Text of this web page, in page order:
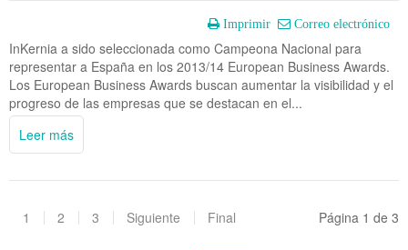
Imprimir Correo electrónico
InKernia a sido seleccionada como Campeona Nacional para
representar a España en los 2013/14 European Business Awards.
Los European Business Awards buscan aumentar la visibilidad y el
progreso de las empresas que se destacan en el...
Leer más
Página 1 de 3
1 2 3 Siguiente Final